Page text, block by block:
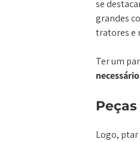
se
grandes
tratores e
Ter um
Logo,